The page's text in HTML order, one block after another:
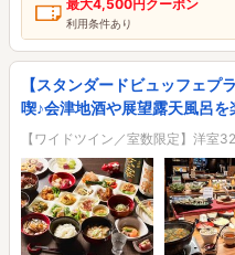
最大4,500円クーポン
利用条件あり
【スタンダードビュッフェプ
喫♪会津地酒や展望露天風呂
【ワイドツイン／室数限定】洋室